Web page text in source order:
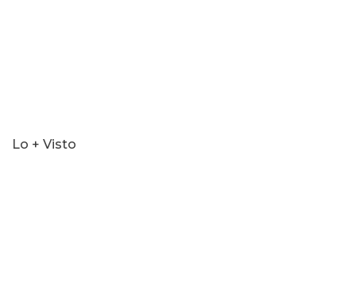
Lo + Visto